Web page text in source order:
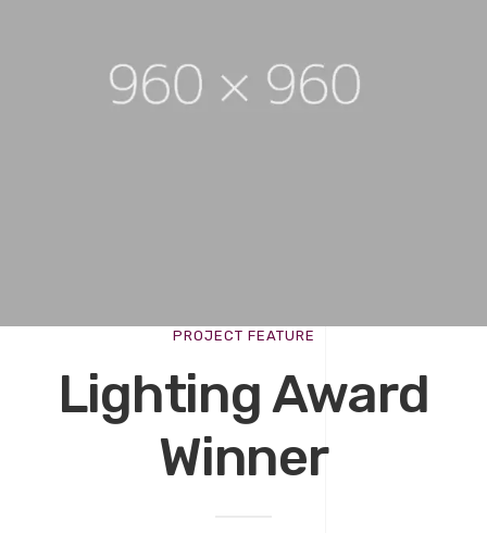
PROJECT FEATURE
Lighting Award
Winner